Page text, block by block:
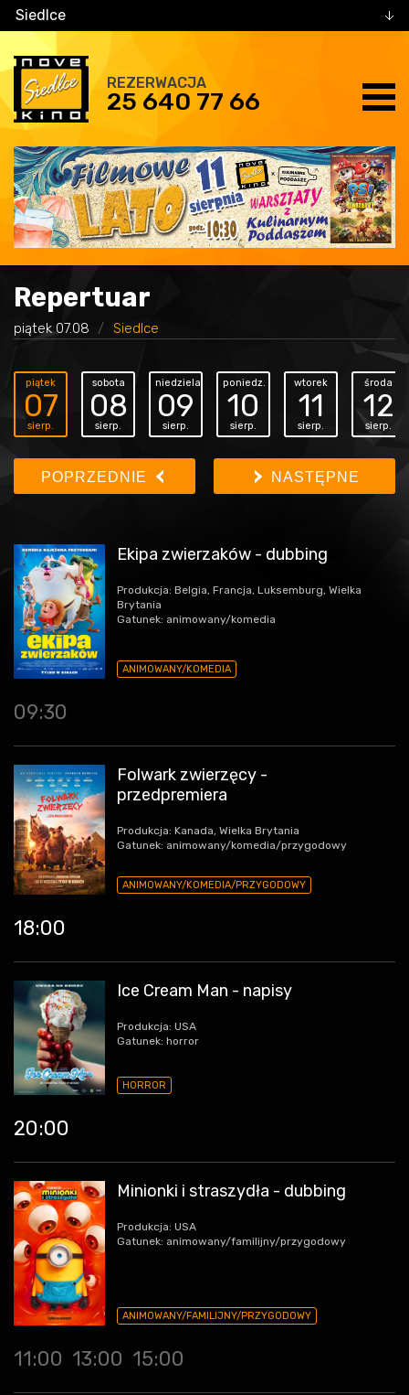
Siedlce
REZERWACJA
25 640 77 66
Repertuar
piątek 07.08 Siedlce
piątek
07
sierp.
sobota
08
sierp.
niedziela
09
sierp.
poniedz.
10
sierp.
wtorek
11
sierp.
środa
12
sierp.
POPRZEDNIE NASTĘPNE
Ekipa zwierzaków - dubbing
Produkcja: Belgia, Francja, Luksemburg, Wielka
Brytania
Gatunek: animowany/komedia
ANIMOWANY/KOMEDIA
09:30
Folwark zwierzęcy -
przedpremiera
Produkcja: Kanada, Wielka Brytania
Gatunek: animowany/komedia/przygodowy
ANIMOWANY/KOMEDIA/PRZYGODOWY
18:00
Ice Cream Man - napisy
Produkcja: USA
Gatunek: horror
HORROR
20:00
Minionki i straszydła - dubbing
Produkcja: USA
Gatunek: animowany/familijny/przygodowy
ANIMOWANY/FAMILIJNY/PRZYGODOWY
11:00 13:00 15:00